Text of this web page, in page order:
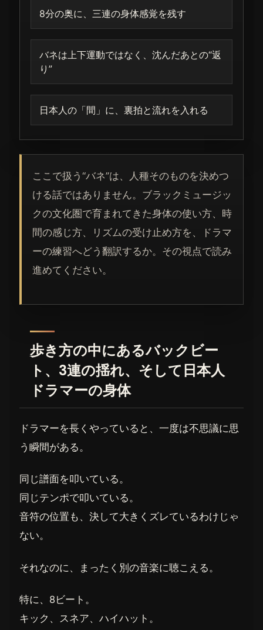
8分の奥に、三連の身体感覚を残す
バネは上下運動ではなく、沈んだあとの“返
り”
日本人の「間」に、裏拍と流れを入れる
ここで扱う“バネ”は、人種そのものを決めつ
ける話ではありません。ブラックミュージッ
クの文化圏で育まれてきた身体の使い方、時
間の感じ方、リズムの受け止め方を、ドラマ
ーの練習へどう翻訳するか。その視点で読み
進めてください。
歩き方の中にあるバックビー
ト、3連の揺れ、そして日本人
ドラマーの身体
ドラマーを長くやっていると、一度は不思議に思
う瞬間がある。
同じ譜面を叩いている。
同じテンポで叩いている。
音符の位置も、決して大きくズレているわけじゃ
ない。
それなのに、まったく別の音楽に聴こえる。
特に、8ビート。
キック、スネア、ハイハット。